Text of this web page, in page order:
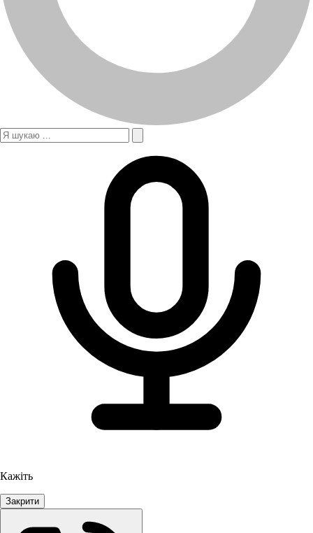
Кажіть
Закрити